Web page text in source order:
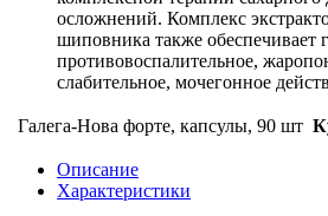
осложнений. Комплекс
шиповника также обеспечивает
противовоспалительное,
слабительное, мочегонное
Галега-Нова форте, капсулы, 90 шт
Описание
Характеристики